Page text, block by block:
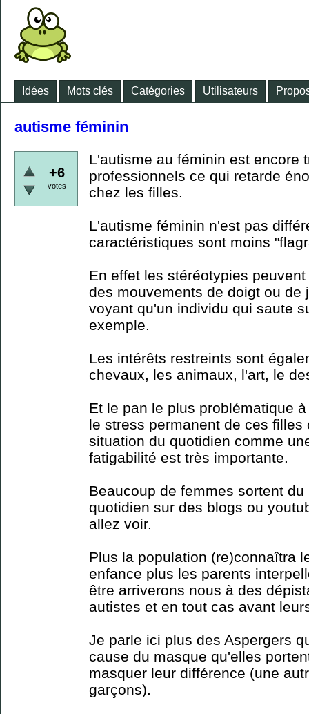
Idées Mots clés Catégories Utilisateurs
autisme féminin
+6
votes
L'autisme au féminin est encore
professionnels ce qui retarde
chez les filles.
L'autisme féminin n'est pas
caractéristiques sont moins
En effet les stéréotypies
des mouvements de doigt ou de
voyant qu'un individu qui saute
exemple.
Les intérêts restreints sont
chevaux, les animaux, l'art, le
Et le pan le plus problématique
le stress permanent de ces
situation du quotidien comme
fatigabilité est très importante.
Beaucoup de femmes sortent
quotidien sur des blogs ou
allez voir.
Plus la population (re)connaîtra
enfance plus les parents
être arriverons nous à des
autistes et en tout cas avant
Je parle ici plus des Aspergers
cause du masque qu'elles
masquer leur différence (une
garçons).